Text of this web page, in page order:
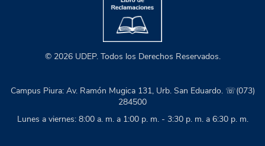
© 2026 UDEP. Todos los Derechos Reservados.
Campus Piura: Av. Ramón Mugica 131, Urb. San Eduardo. ☏(073)
284500
Lunes a viernes: 8:00 a. m. a 1:00 p. m. - 3:30 p. m. a 6:30 p. m.